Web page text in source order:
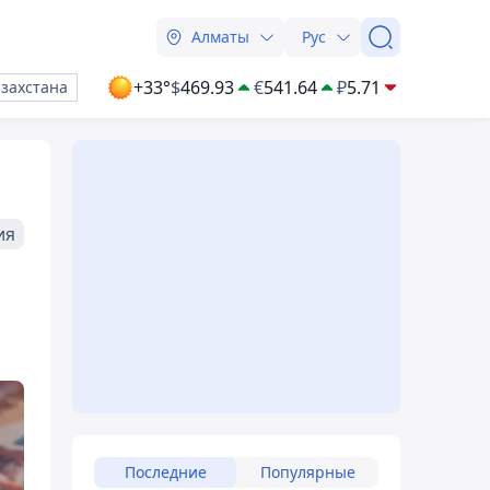
Алматы Рус
+33°$469.93 €541.64 ₽5.71
Последние Популярные